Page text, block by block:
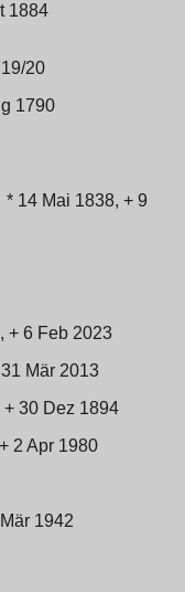
1884
20
1790
* 14 Mai 1838, + 9
+ 6 Feb 2023
Mär 2013
30 Dez 1894
2 Apr 1980
1942